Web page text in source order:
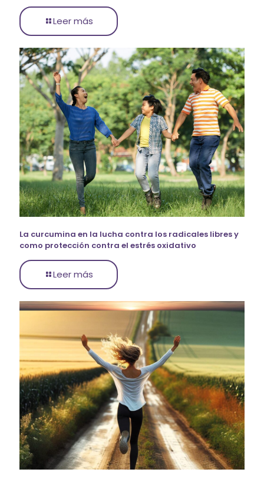
Leer más
La curcumina en la lucha contra los radicales libres y
como protección contra el estrés oxidativo
Leer más